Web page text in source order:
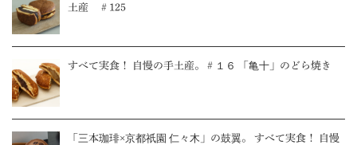
土産 ＃125
すべて実食！ 自慢の手土産。＃１６ 「亀十」のどら焼き
「三本珈琲×京都祇園 仁々木」の鼓翼。 すべて実食！ 自慢